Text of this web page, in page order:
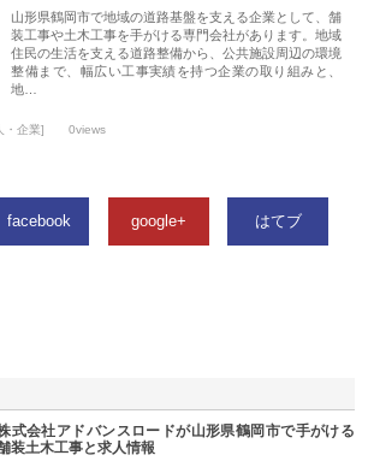
山形県鶴岡市で地域の道路基盤を支える企業として、舗
装工事や土木工事を手がける専門会社があります。地域
住民の生活を支える道路整備から、公共施設周辺の環境
整備まで、幅広い工事実績を持つ企業の取り組みと、
地…
・企業] 0views
facebook google+ はてブ
式会社アドバンスロードが山形県鶴岡市で手がける
装土木工事と求人情報